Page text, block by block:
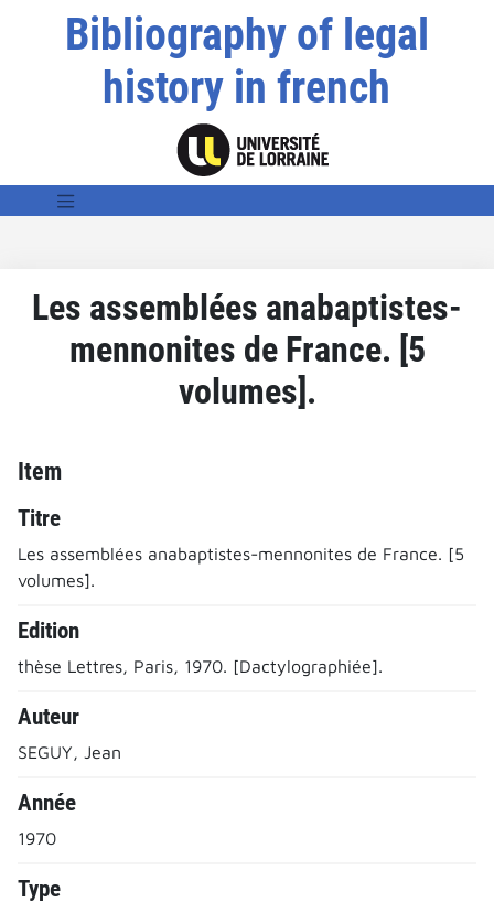
Bibliography of legal
history in french
Les assemblées anabaptistes-
mennonites de France. [5
volumes].
Item
Titre
Les assemblées anabaptistes-mennonites de France. [5
volumes].
Edition
thèse Lettres, Paris, 1970. [Dactylographiée].
Auteur
SEGUY, Jean
Année
1970
Type